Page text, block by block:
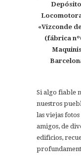
«Vizconde
(fábrica
Si algo fiable
nuestros
las viejas
amigos, de
edificios,